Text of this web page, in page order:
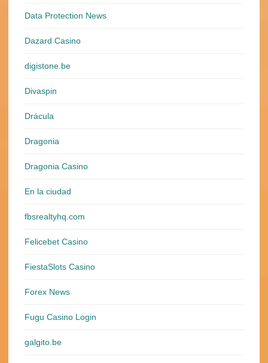
Data Protection News
Dazard Casino
digistone.be
Divaspin
Drácula
Dragonia
Dragonia Casino
En la ciudad
fbsrealtyhq.com
Felicebet Casino
FiestaSlots Casino
Forex News
Fugu Casino Login
galgito.be